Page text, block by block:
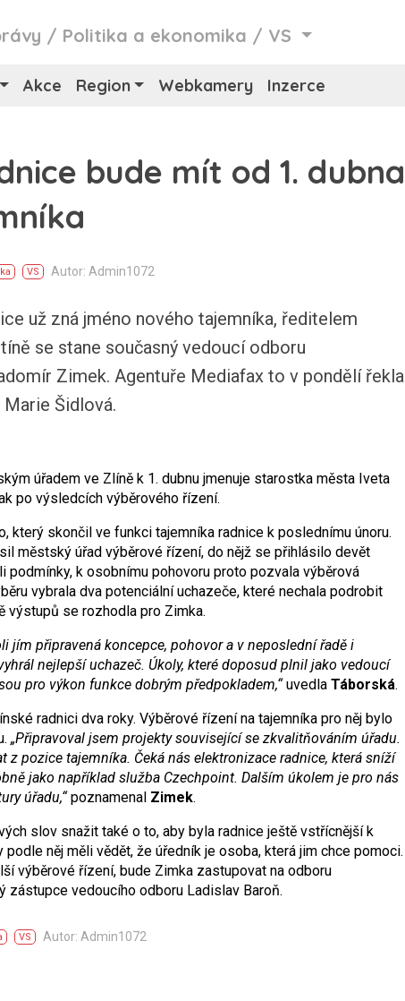
/ Politika a ekonomika / VS
Akce Region Webkamery Inzerce
bude mít od 1. dubna
VS Autor: Admin1072
už zná jméno nového tajemníka, ředitelem
se stane současný vedoucí odboru
Zimek. Agentuře Mediafax to v pondělí řekla
Šidlová.
úřadem ve Zlíně k 1. dubnu jmenuje starostka města Iveta
po výsledcích výběrového řízení.
který skončil ve funkci tajemníka radnice k poslednímu únoru.
městský úřad výběrové řízení, do nějž se přihlásilo devět
podmínky, k osobnímu pohovoru proto pozvala výběrová
vybrala dva potenciální uchazeče, které nechala podrobit
výstupů se rozhodla pro Zimka.
jím připravená koncepce, pohovor a v neposlední řadě i
nejlepší uchazeč. Úkoly, které doposud plnil jako vedoucí
pro výkon funkce dobrým předpokladem,“uvedla Táborská.
radnici dva roky. Výběrové řízení na tajemníka pro něj bylo
„Připravoval jsem projekty související se zkvalitňováním úřadu.
z pozice tajemníka. Čeká nás elektronizace radnice, která sníží
jako například služba Czechpoint. Dalším úkolem je pro nás
úřadu,“poznamenal Zimek.
slov snažit také o to, aby byla radnice ještě vstřícnější k
něj měli vědět, že úředník je osoba, která jim chce pomoci.
výběrové řízení, bude Zimka zastupovat na odboru
zástupce vedoucího odboru Ladislav Baroň.
VS Autor: Admin1072